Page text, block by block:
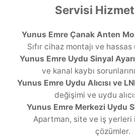
Servisi
Yunus Emre Çanak Anten
Sıfır cihaz montajı ve
Yunus Emre Uydu Sinyal
ve kanal kaybı
Yunus Emre Uydu Alıcısı ve
değişimi ve uydu
Yunus Emre Merkezi Uydu
Apartman, site ve iş yerleri
çözümler.